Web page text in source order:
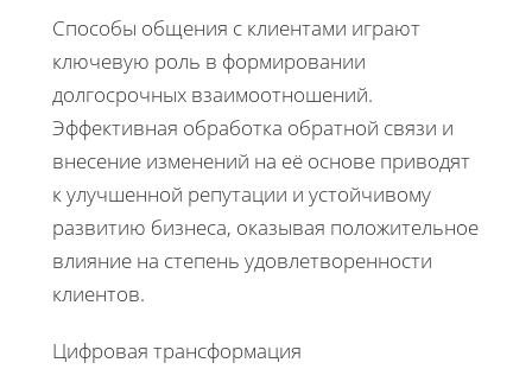
Способы общения с клиентами играют
ключевую роль в формировании
долгосрочных взаимоотношений.
Эффективная обработка обратной связи и
внесение изменений на её основе приводят
к улучшенной репутации и устойчивому
развитию бизнеса, оказывая положительное
влияние на степень удовлетворенности
клиентов.
Цифровая трансформация